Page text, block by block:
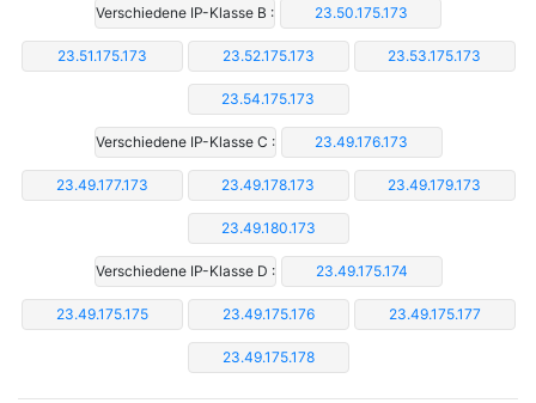
Verschiedene IP-Klasse B : 23.50.175.173
23.51.175.173 23.52.175.173 23.53.175.173
23.54.175.173
Verschiedene IP-Klasse C : 23.49.176.173
23.49.177.173 23.49.178.173 23.49.179.173
23.49.180.173
Verschiedene IP-Klasse D : 23.49.175.174
23.49.175.175 23.49.175.176 23.49.175.177
23.49.175.178